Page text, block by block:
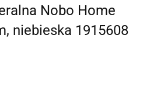
Nobo Home
niebieska 1915608